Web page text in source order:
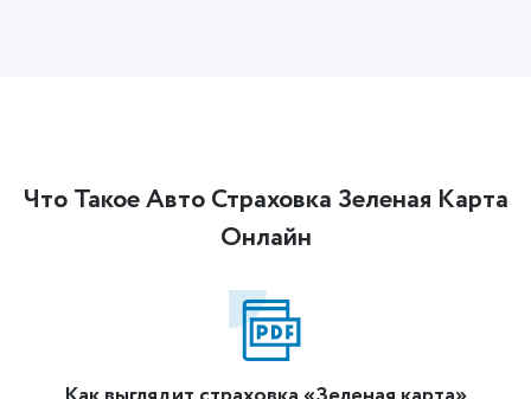
Что Такое Авто Страховка Зеленая Карта
Онлайн